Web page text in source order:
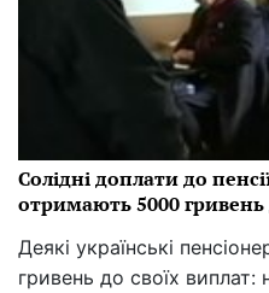
Солідні доплати до
отримають 5000
Деякі українські
гривень до своїх виплат: